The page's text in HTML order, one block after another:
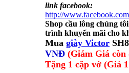
link facebook:
http://
Shop cầu lông chúng
trình khuyến mãi cho
Mua giày Victor
VNĐ (Giảm Giá còn
Tặng 1 cặp vớ (Giá